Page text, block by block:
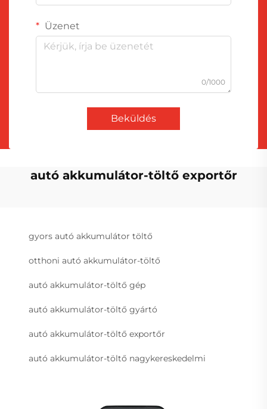
Üzenet
0/1000
Beküldés
autó akkumulátor-töltő exportőr
gyors autó akkumulátor töltő
otthoni autó akkumulátor-töltő
autó akkumulátor-töltő gép
autó akkumulátor-töltő gyártó
autó akkumulátor-töltő exportőr
autó akkumulátor-töltő nagykereskedelmi